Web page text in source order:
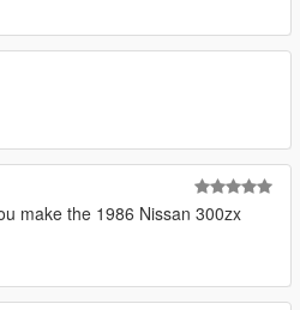
make the 1986 Nissan 300zx